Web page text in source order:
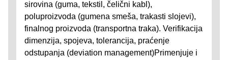
sirovina (guma, tekstil, čelični kabl),
poluproizvoda (gumena smeša, trakasti slojevi),
finalnog proizvoda (transportna traka). Verifikacija
dimenzija, spojeva, tolerancija, praćenje
odstupanja (deviation management)Primenjuje i